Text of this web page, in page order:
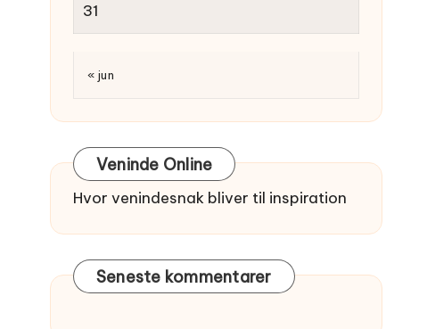
31
« jun
Veninde Online
Hvor venindesnak bliver til inspiration
Seneste kommentarer